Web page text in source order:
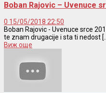
Boban Rajovic –
0 15/05/2018 22:50
Boban Rajovic - Uvenuce srce
te znam drugacije i sta ti nedost
Виж още